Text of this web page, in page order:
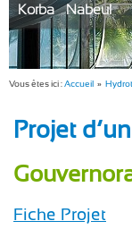
Korba - Nabeul
Vous êtes ici :Accueil »
Projet
Fiche Projet